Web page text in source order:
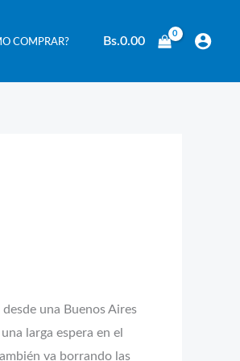
COMPRAR? Bs.0.00
una Buenos Aires
larga espera en el
va borrando las